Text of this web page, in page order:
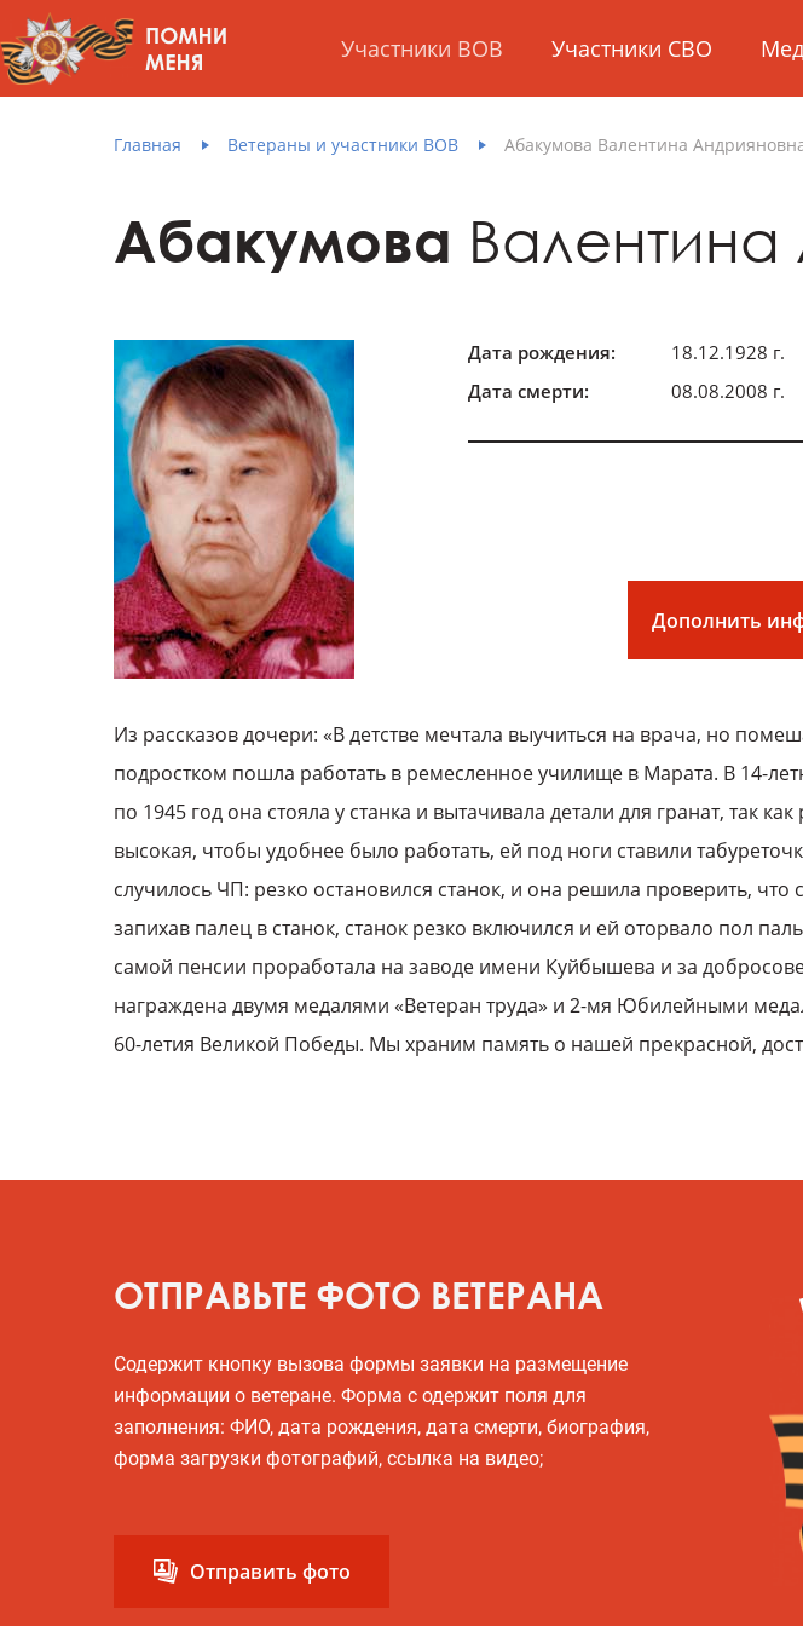
Участники ВОВ Участники СВО
Главная Ветераны и участники ВОВ Абакумова Валентина
Абакумова
Дата рождения:
18.12.1928 г.
Дата смерти:
08.08.2008 г.
Дополнить
Из рассказов дочери: «В детстве мечтала выучиться на врача, но
подростком пошла работать в ремесленное училище в Марата. В 14-
по 1945 год она стояла у станка и вытачивала детали для гранат, так
высокая, чтобы удобнее было работать, ей под ноги ставили
случилось ЧП: резко остановился станок, и она решила проверить, что
запихав палец в станок, станок резко включился и ей оторвало пол
самой пенсии проработала на заводе имени Куйбышева и за
награждена двумя медалями «Ветеран труда» и 2-мя Юбилейными
60-летия Великой Победы. Мы храним память о нашей прекрасной,
ОТПРАВЬТЕ ФОТО ВЕТЕРАНА
Содержит кнопку вызова формы заявки на размещение
информации о ветеране. Форма с одержит поля для
заполнения: ФИО, дата рождения, дата смерти, биография,
форма загрузки фотографий, ссылка на видео;
Отправить фото